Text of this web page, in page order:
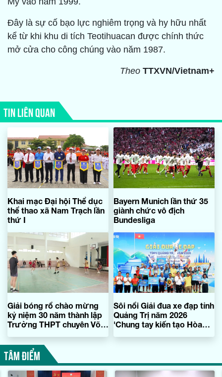
Đây là sự cố bạo lực nghiêm trọng và hy hữu nhất
kể từ khi khu di tích Teotihuacan được chính thức
mở cửa cho công chúng vào năm 1987.
Theo TTXVN/Vietnam+
TIN LIÊN QUAN
Khai mạc Đại hội Thể dục
thể thao xã Nam Trạch lần
thứ I
Bayern Munich lần thứ 35
giành chức vô địch
Bundesliga
Giải bóng rổ chào mừng
kỷ niệm 30 năm thành lập
Trường THPT chuyên Võ
Sôi nổi Giải đua xe đạp tỉnh
Quảng Trị năm 2026
'Chung tay kiến tạo Hòa
TÂM ĐIỂM